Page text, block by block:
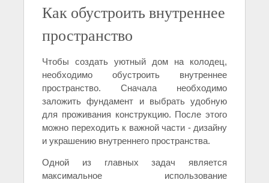
Как обустроить внутреннее
пространство
Чтобы создать уютный дом на колодец,
необходимо обустроить внутреннее
пространство. Сначала необходимо
заложить фундамент и выбрать удобную
для проживания конструкцию. После этого
можно переходить к важной части - дизайну
и украшению внутреннего пространства.
Одной из главных задач является
максимальное использование